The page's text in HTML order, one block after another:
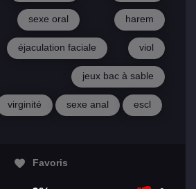
sexe oral harem
éjaculation faciale viol
jeux bac à sable
virginité sexe anal escl
Favoris